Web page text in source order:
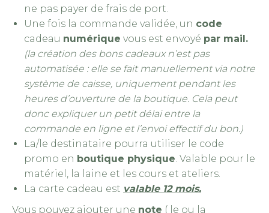
ne pas payer de frais de port.
Une fois la commande validée, un code
cadeau numérique vous est envoyé par mail.
(la création des bons cadeaux n’est pas
automatisée : elle se fait manuellement via notre
système de caisse, uniquement pendant les
heures d’ouverture de la boutique. Cela peut
donc expliquer un petit délai entre la
commande en ligne et l’envoi effectif du bon.)
La/le destinataire pourra utiliser le code
promo en boutique physique. Valable pour le
matériel, la laine et les cours et ateliers.
La carte cadeau est valable 12 mois.
Vous pouvez ajouter une note ( le ou la